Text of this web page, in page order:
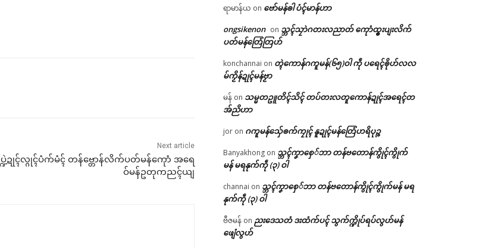
Next article
ပ္ဍဲဍုၚ်လ္ဂုၚ်ပံက်မံၚ် တန်ဗ္တောန်လိက်ပတ်မန်ကေုာံ အရေ
ဝ်မန်ဥတုကညၚ်ယျ
ရာမာန်ယ on ဗော်မန်ၜါ ပံၚ်မာန်ဟာ
ongsikenon on သ္ဘၚ်သၠာဲဂတးလညာတ် ကေုာံထ္ၜးပျးလိက်
ပတ်မန်တြေံတြဟ်
konchannai on တ္ၚဲကောန်ဂကူမန်(၆၅)ဝါ ကဵု ပရေၚ်ၜိုဟ်လလ
မ်ကၟိန်ဍုၚ်မန်ဗၟာ
မန် on သမ္မတဥူတိၚ်သိၚ် တပ်တးလတူကောန်ဍုၚ်အရေၚ်တ
အ်ညိဟာ
jor on ဂကူမန်​သှ်ေၜက်ကၠုၚ် နူဍုၚ်မန်တြေံဟရိပုဉ္ဇ
Banyakhong on သ္ဘၚ်ကၞာစှေ်ဘာ တန်ဗတောန်ကွိုၚ်ကွိုက်
မန် မရနုက်ကဵု (၃) ဝါ
channai on သ္ဘၚ်ကၞာစှေ်ဘာ တန်ဗတောန်ကွိုၚ်ကွိုက်မန် မရ
နုက်ကဵု (၃) ဝါ
ဗီဇမန် on ညးဒေသတံ ဒးထံက်ပၚ် သွက်က္ဍိုပ်ရပ်လွဟ်မန်
ဖျေံလွဟ်